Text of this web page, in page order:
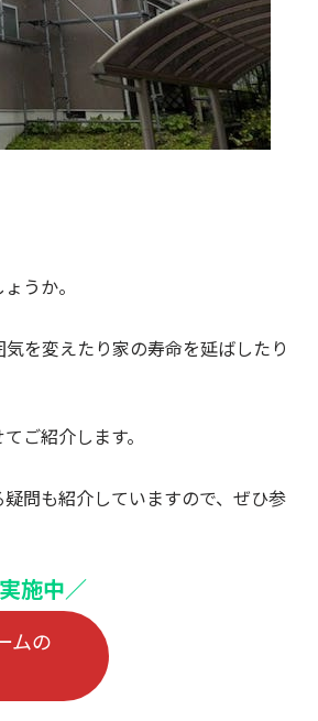
うか。
を変えたり家の寿命を延ばしたり
ご紹介します。
問も紹介していますので、ぜひ参
施中／
ムの